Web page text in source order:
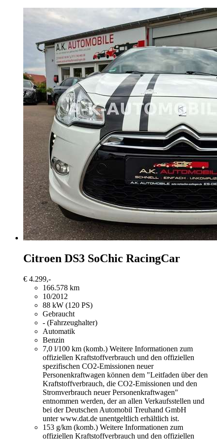
Citroen DS3 SoChic RacingCar
€ 4.299,-
166.578 km
10/2012
88 kW (120 PS)
Gebraucht
- (Fahrzeughalter)
Automatik
Benzin
7,0 l/100 km (komb.) Weitere Informationen zum
offiziellen Kraftstoffverbrauch und den offiziellen
spezifischen CO2-Emissionen neuer
Personenkraftwagen können dem "Leitfaden über den
Kraftstoffverbrauch, die CO2-Emissionen und den
Stromverbrauch neuer Personenkraftwagen"
entnommen werden, der an allen Verkaufsstellen und
bei der Deutschen Automobil Treuhand GmbH
unter www.dat.de unentgeltlich erhältlich ist.
153 g/km (komb.) Weitere Informationen zum
offiziellen Kraftstoffverbrauch und den offiziellen